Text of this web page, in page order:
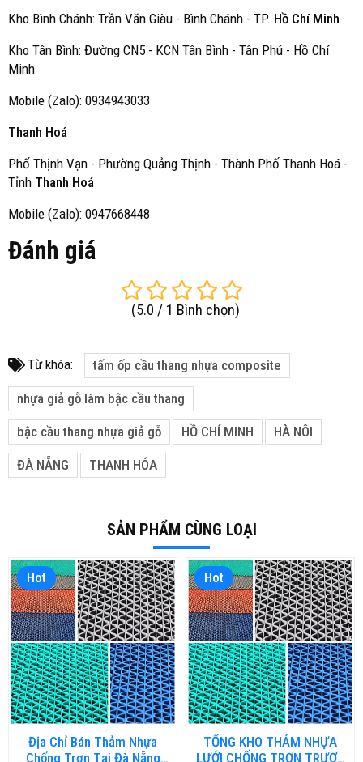
Kho Bình Chánh: Trần Văn Giàu - Bình Chánh - TP. Hồ Chí Minh
Kho Tân Bình: Đường CN5 - KCN Tân Bình - Tân Phú - Hồ Chí
Minh
Mobile (Zalo): 0934943033
Thanh Hoá
Phố Thịnh Vạn - Phường Quảng Thịnh - Thành Phố Thanh Hoá -
Tỉnh Thanh Hoá
Mobile (Zalo): 0947668448
Đánh giá
(5.0 / 1 Bình chọn)
Từ khóa: tấm ốp cầu thang nhựa composite
nhựa giả gỗ làm bậc cầu thang
bậc cầu thang nhựa giả gỗ HỒ CHÍ MINH HÀ NÔI
ĐÀ NẴNG THANH HÓA
SẢN PHẨM CÙNG LOẠI
Hot
Địa Chỉ Bán Thảm Nhựa
Chống Trơn Tại Đà Nẵng
Hot
TỔNG KHO THẢM NHỰA
LƯỚI CHỐNG TRƠN TRƯỢT